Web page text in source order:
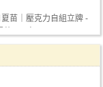
苗｜壓克力自組立牌 -